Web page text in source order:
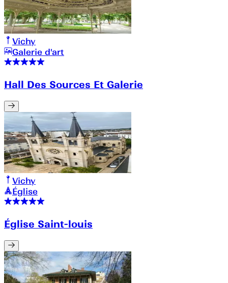
Vichy
Galerie d'art
Hall Des Sources Et Galerie
Vichy
Église
Église Saint-louis